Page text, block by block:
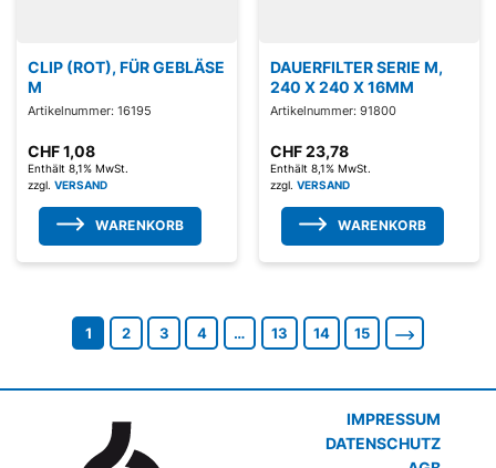
CLIP (ROT), FÜR GEBLÄSE
M
Artikelnummer: 16195
CHF1,08
Enthält 8,1% MwSt.
zzgl. VERSAND
WARENKORB
DAUERFILTER SERIE M,
240 X 240 X 16MM
Artikelnummer: 91800
CHF23,78
Enthält 8,1% MwSt.
zzgl. VERSAND
WARENKORB
1 2 3 4 … 13 14 15
IMPRESSUM
DATENSCHUTZ